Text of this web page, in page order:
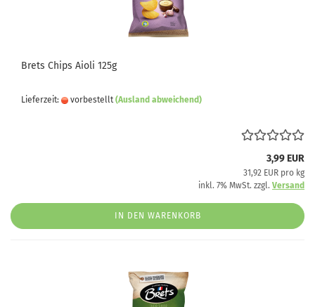
Brets Chips Aioli 125g
Lieferzeit: vorbestellt (Ausland abweichend)
3,99 EUR
31,92 EUR pro kg
inkl. 7% MwSt. zzgl. Versand
IN DEN WARENKORB